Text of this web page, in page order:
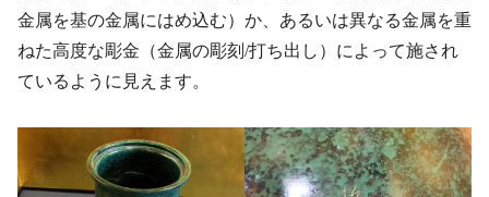
金属を基の金属にはめ込む）か、あるいは異なる金属を重
ねた高度な彫金（金属の彫刻/打ち出し）によって施され
ているように見えます。